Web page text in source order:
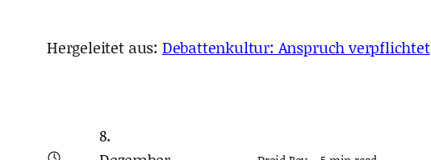
Hergeleitet aus: Debattenkultur: Anspruch verpflichtet
8.